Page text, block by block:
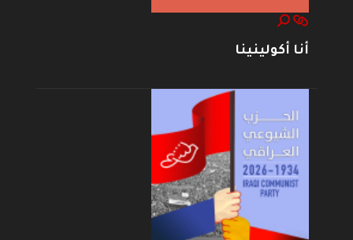
أنا أكولينينا